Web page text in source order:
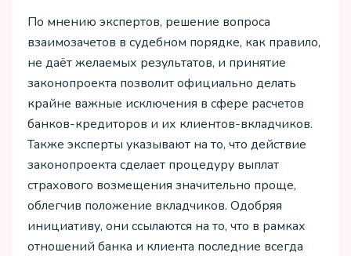
По мнению экспертов, решение вопроса
взаимозачетов в судебном порядке, как правило,
не даёт желаемых результатов, и принятие
законопроекта позволит официально делать
крайне важные исключения в сфере расчетов
банков-кредиторов и их клиентов-вкладчиков.
Также эксперты указывают на то, что действие
законопроекта сделает процедуру выплат
страхового возмещения значительно проще,
облегчив положение вкладчиков. Одобряя
инициативу, они ссылаются на то, что в рамках
отношений банка и клиента последние всегда